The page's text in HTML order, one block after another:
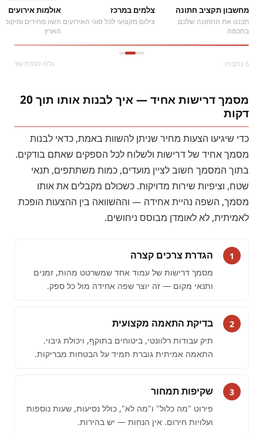
מחשבון תקציב חתונה
תכננו את החתונה שלכם
בחכמה
צלמים במרכז
צילום מקצועי לכל סוגי האירועים
אולמות אירועים
השוו מחירים
הארץ
6 כתבות גללו לגלות עוד
מסמך דרישות אחיד — איך לבנות אותו תוך 20
דקות
כדי שיגיעו הצעות מחיר שניתן להשוות באמת, כדאי לבנות
מסמך אחיד של דרישות ולשלוח לכל הספקים שאתם בודקים.
בתוך המסמך חשוב לציין מועדים, כמות משתתפים, תנאי
שטח, וציפיות שירות מדויקות. כשכולם מקבלים את אותו
מסמך, השפה נהיית אחידה — וההשוואה בין ההצעות הופכת
לאמיתית, לא לאומדן מבוסס ניחושים.
1 הגדרת צרכים קצרה
מסמך דרישות של עמוד אחד שמשרטט מהות, זמנים
ותנאי מקום — זה יוצר שפה אחידה מול כל ספק.
2 בדיקת התאמה מקצועית
תיק עבודות רלוונטי, ביטוחים בתוקף, ויכולת גיבוי.
התאמה אמיתית גוברת תמיד על הבטחות מבריקות.
3 שקיפות תמחור
פירוט "מה כלול" ו"מה לא", כולל נסיעות, שעות נוספות
ועלויות חירום. אין הנחות — יש בהירות.